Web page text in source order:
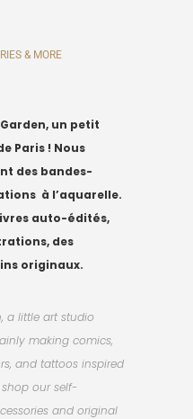
& MORE
un petit
Paris ! Nous
des bandes-
à l’aquarelle.
auto-édités,
des
originaux.
a little art studio
making comics,
and tattoos inspired
our self-
and original